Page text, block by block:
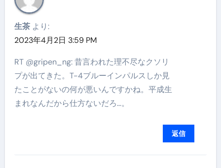
生茶 より:
2023年4月2日 3:59 PM
RT @gripen_ng: 昔言われた理不尽なクソリ
プが出てきた。T-4ブルーインパルスしか見
たことがないの何が悪いんですかね。平成生
まれなんだから仕方ないだろ…。
返信